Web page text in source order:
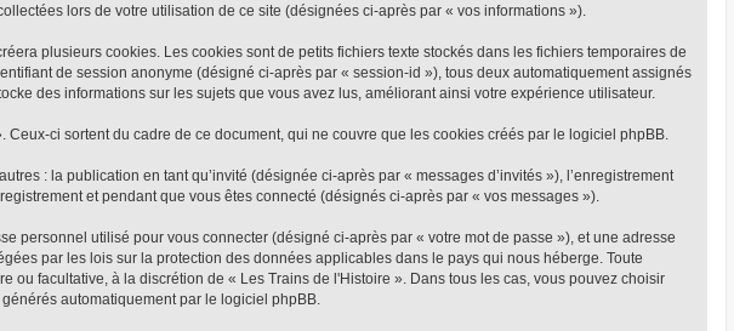
lors de votre utilisation de ce site (désignées ci-après par « vos informations »).
plusieurs cookies. Les cookies sont de petits fichiers texte stockés dans les fichiers temporaires de
de session anonyme (désigné ci-après par « session-id »), tous deux automatiquement assignés
des informations sur les sujets que vous avez lus, améliorant ainsi votre expérience utilisateur.
ci sortent du cadre de ce document, qui ne couvre que les cookies créés par le logiciel phpBB.
: la publication en tant qu’invité (désignée ci-après par « messages d’invités »), l’enregistrement
et pendant que vous êtes connecté (désignés ci-après par « vos messages »).
personnel utilisé pour vous connecter (désigné ci-après par « votre mot de passe »), et une adresse
par les lois sur la protection des données applicables dans le pays qui nous héberge. Toute
ou facultative, à la discrétion de « Les Trains de l'Histoire ». Dans tous les cas, vous pouvez choisir
automatiquement par le logiciel phpBB.